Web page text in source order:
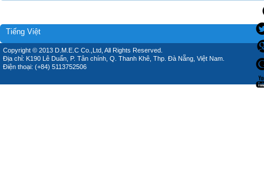
Tiếng Việt
Copyright © 2013 D.M.E.C Co.,Ltd, All Rights Reserved.
Địa chỉ: K190 Lê Duẩn, P. Tân chính, Q. Thanh Khê, Thp. Đà Nẵng, Việt Nam.
Điện thoại: (+84) 5113752506